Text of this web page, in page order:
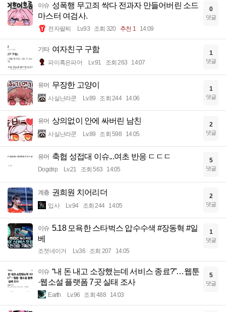
이슈 성폭행 무고죄 싹다 전과자 만들어버린 소드
마스터 여검사.
전자팔찌 Lv.93 조회 320 추천 1 14:09
0
댓글
기타 여자친구 구함
파이혹은파어 Lv.91 조회 263 14:07
1
댓글
유머 무장한 고양이
사실난라쿤 Lv.89 조회 244 14:06
1
댓글
유머 상의없이 안에 싸버린 남친
사실난라쿤 Lv.89 조회 598 14:05
2
댓글
유머 축협 성접대 이슈...여초 반응 ㄷㄷㄷ
Dogdrip Lv.21 조회 563 14:05
5
댓글
계층 권희원 치어리더
입사 Lv.94 조회 244 14:05
2
댓글
이슈 5.18 모욕한 스타벅스 압수수색 #장동혁 #일
베
조졋네이거 Lv.36 조회 207 14:05
1
댓글
이슈 “내 돈 내고 소장했는데 서비스 종료?”…웹툰
·웹소설 플랫폼 7곳 실태 조사
Earth Lv.96 조회 488 14:03
5
댓글